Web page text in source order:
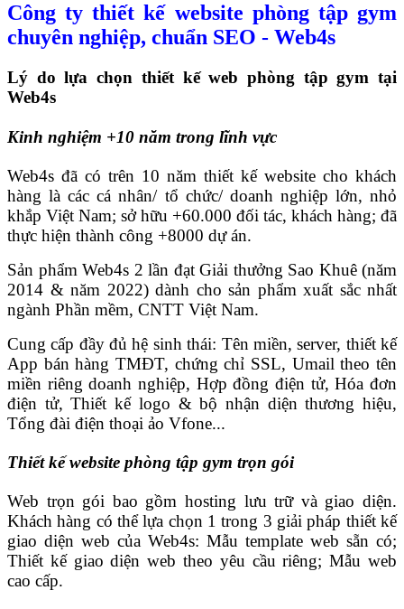
Công ty thiết kế website phòng tập gym
chuyên nghiệp, chuẩn SEO - Web4s
Lý do lựa chọn thiết kế web phòng tập gym tại
Web4s
Kinh nghiệm +10 năm trong lĩnh vực
Web4s đã có trên 10 năm thiết kế website cho khách
hàng là các cá nhân/ tổ chức/ doanh nghiệp lớn, nhỏ
khắp Việt Nam; sở hữu +60.000 đối tác, khách hàng; đã
thực hiện thành công +8000 dự án.
Sản phẩm Web4s 2 lần đạt Giải thưởng Sao Khuê (năm
2014 & năm 2022) dành cho sản phẩm xuất sắc nhất
ngành Phần mềm, CNTT Việt Nam.
Cung cấp đầy đủ hệ sinh thái: Tên miền, server, thiết kế
App bán hàng TMĐT, chứng chỉ SSL, Umail theo tên
miền riêng doanh nghiệp, Hợp đồng điện tử, Hóa đơn
điện tử, Thiết kế logo & bộ nhận diện thương hiệu,
Tổng đài điện thoại ảo Vfone...
Thiết kế website phòng tập gym trọn gói
Web trọn gói bao gồm hosting lưu trữ và giao diện.
Khách hàng có thể lựa chọn 1 trong 3 giải pháp thiết kế
giao diện web của Web4s: Mẫu template web sẵn có;
Thiết kế giao diện web theo yêu cầu riêng; Mẫu web
cao cấp.